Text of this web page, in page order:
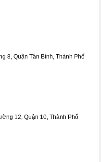
8, Quận Tân Bình, Thành Phố
12, Quận 10, Thành Phố